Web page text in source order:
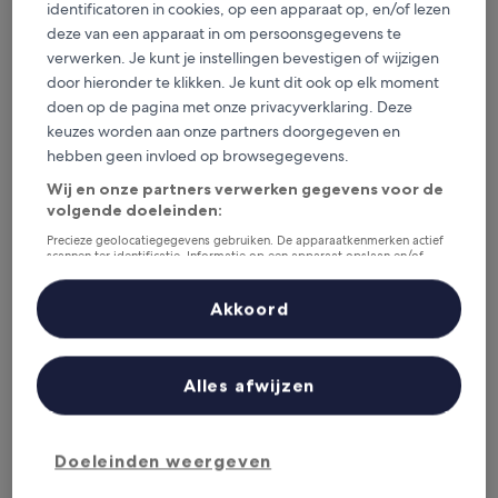
STAYERY Cologne Ehrenfeld
STAYERY Cologne Ehrenfeld
Ehrenfeld, op 9,9 km van S-Bahnhof Köln-Blumenberg
9.0
van
10,
Fantastisch,
(13
beoordelingen)
9,0/10 Fantastisch (13 beoordelingen)
inclusief belastingen en toeslagen
9 aug - 10 aug
Hotel Haus Fassbender
Hotel Haus Fassbender
Hotel Haus Fassbender
identificatoren in cookies, op een apparaat op, en/of lezen
deze van een apparaat in om persoonsgegevens te
verwerken. Je kunt je instellingen bevestigen of wijzigen
door hieronder te klikken. Je kunt dit ook op elk moment
doen op de pagina met onze privacyverklaring. Deze
keuzes worden aan onze partners doorgegeven en
hebben geen invloed op browsegegevens.
Wij en onze partners verwerken gegevens voor de
volgende doeleinden:
Precieze geolocatiegegevens gebruiken. De apparaatkenmerken actief
scannen ter identificatie. Informatie op een apparaat opslaan en/of
contentmetingen, doelgroepenonderzoek en ontwikkeling van
Doeleinden weergeven
Alles afwijzen
Akkoord